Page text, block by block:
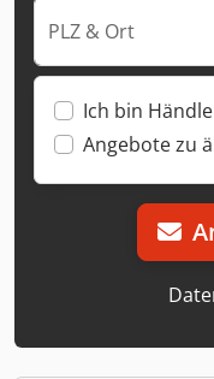
PLZ & Ort
Ich bin
Angebote zu